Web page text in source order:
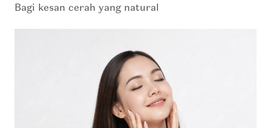
Bagi kesan cerah yang natural